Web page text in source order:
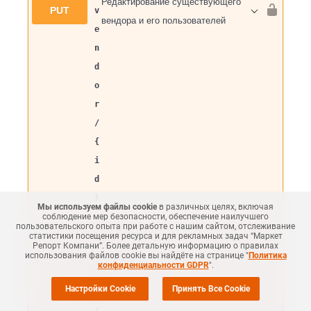
PUT
v
e
n
d
o
r
/
{
i
d
вендора и его пользователей
/
c
d
Мы используем файлы cookieв различных целях, включая
соблюдение мер безопасности, обеспечение наилучшего
пользовательского опыта при работе с нашим сайтом, отслеживание
статистики посещения ресурса и для рекламных задач “Маркет
Репорт Компани”. Более детальную информацию о правилах
использования файлов cookie вы найдёте на странице "Политика
конфиденциальности GDPR".
Настройки Cookie Принять Все Cookie